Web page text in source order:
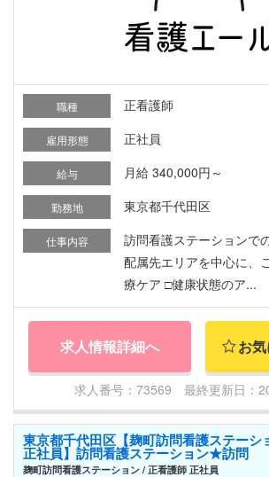
職種 正看護師
雇用形態 正社員
給与 月給 340,000円～
勤務地 東京都千代田区
仕事内容
訪問看護ステーションで
配属先エリアを中心に、
療ケア □健康状態のア...
求人情報詳細へ お
求人番号：73569 最終更新日：
東京都千代田区【麹町訪問看護ステーシ
正社員】訪問看護ステーション★訪問
麹町訪問看護ステーション / 正看護師 正社員